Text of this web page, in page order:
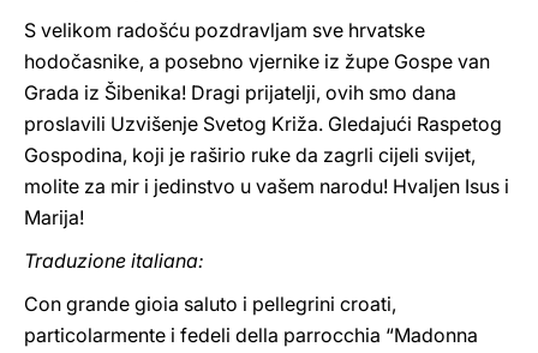
S velikom radošću pozdravljam sve hrvatske
hodočasnike, a posebno vjernike iz župe Gospe van
Grada iz Šibenika! Dragi prijatelji, ovih smo dana
proslavili Uzvišenje Svetog Križa. Gledajući Raspetog
Gospodina, koji je raširio ruke da zagrli cijeli svijet,
molite za mir i jedinstvo u vašem narodu! Hvaljen Isus i
Marija!
Traduzione italiana:
Con grande gioia saluto i pellegrini croati,
particolarmente i fedeli della parrocchia “Madonna